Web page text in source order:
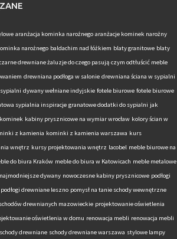
aranżacja kominka narożnego aranżacje kominek narożny
narożnego baldachim nad łóżkiem blaty granitowe blaty
drewniane żaluzje do czego pasują czym odtłuścić meble
drewniana podłoga w salonie drewniana ściana w sypialni
dywany wełniane indyjskie fotele biurowe fotele biurowe
sypialnia inspiracje granatowe dodatki do sypialni jak
kabiny prysznicowe na wymiar wrocław kolory ścian w
z kamienia kominki z kamienia warszawa kurs
wnętrz kursy projektowania wnętrz lacobel meble biurowe na
do biura Kraków meble do biura w Katowicach meble metalowe
najmodniejsze dywany nowoczesne kabiny prysznicowe podłogi
podłogi drewniane leszno pomysł na tanie schody wewnętrzne
drewnianych mazowieckie projektowanie oświetlenia
oświetlenia w domu renowacja mebli renowacja mebli
schody drewniane schody drewniane warszawa stylowe lampy